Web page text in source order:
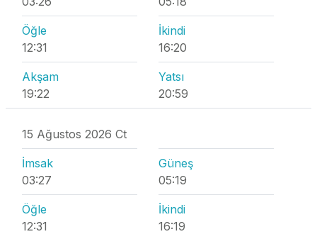
Öğle
12:31
İkindi
16:20
Akşam
19:22
Yatsı
20:59
15 Ağustos 2026 Ct
İmsak
03:27
Güneş
05:19
Öğle
12:31
İkindi
16:19